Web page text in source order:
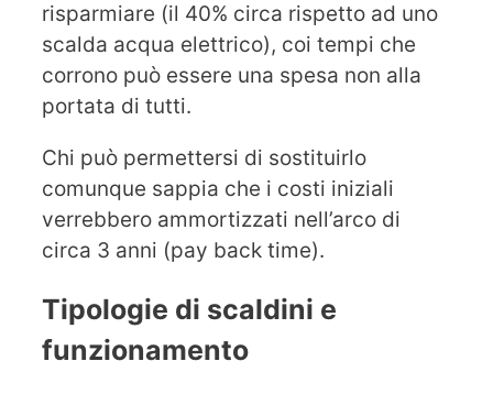
risparmiare (il 40% circa rispetto ad uno
scalda acqua elettrico), coi tempi che
corrono può essere una spesa non alla
portata di tutti.
Chi può permettersi di sostituirlo
comunque sappia che i costi iniziali
verrebbero ammortizzati nell’arco di
circa 3 anni (pay back time).
Tipologie di scaldini e
funzionamento